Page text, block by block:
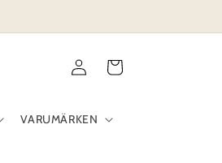
VARUMÄRKEN
Logga
in
Varukorg